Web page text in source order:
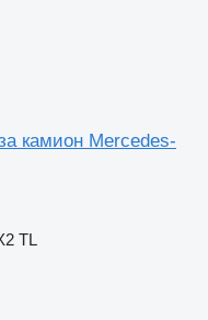
камион Mercedes-
TL